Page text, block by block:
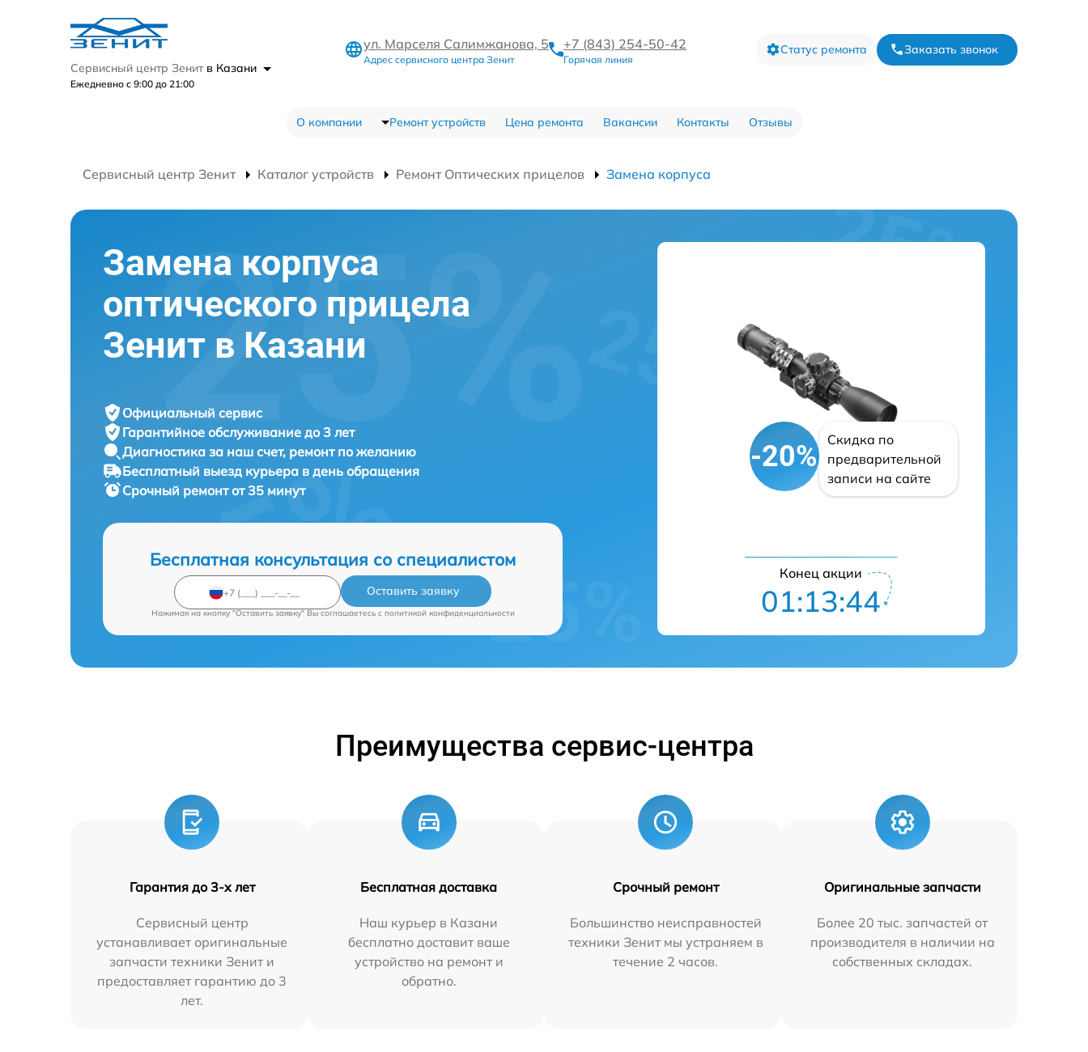
Сервисный центр Зенит в Казани
Ежедневно с 9:00 до 21:00
ул. Марселя Салимжанова, 5
Адрес сервисного центра Зенит
+7 (843) 254-50-42
Горячая линия
Статус ремонта Заказать звонок
О компании Ремонт устройств Цена ремонта Вакансии Контакты Отзывы
Сервисный центр Зенит Каталог устройств Ремонт Оптических прицелов Замена корпуса
Замена корпуса
оптического прицела
Зенит в Казани
Официальный сервис
Гарантийное обслуживание до 3 лет
Диагностика за наш счет, ремонт по желанию
Бесплатный выезд курьера в день обращения
Срочный ремонтот 35 минут
Бесплатная консультация со специалистом
Оставить заявку
Нажимая на кнопку "Оставить заявку" Вы соглашаетесь c политикой конфиденциальности
-20%
Скидка по
предварительной
записи на сайте
Конец акции
01:13:42
Преимущества сервис-центра
Гарантия до 3-х лет
Сервисный центр
устанавливает оригинальные
запчасти техники Зенит и
предоставляет гарантию до 3
лет.
Бесплатная доставка
Наш курьер в Казани
бесплатно доставит ваше
устройство на ремонт и
обратно.
Срочный ремонт
Большинство неисправностей
техники Зенит мы устраняем в
течение 2 часов.
Оригинальные запчасти
Более 20 тыс. запчастей от
производителя в наличии на
собственных складах.